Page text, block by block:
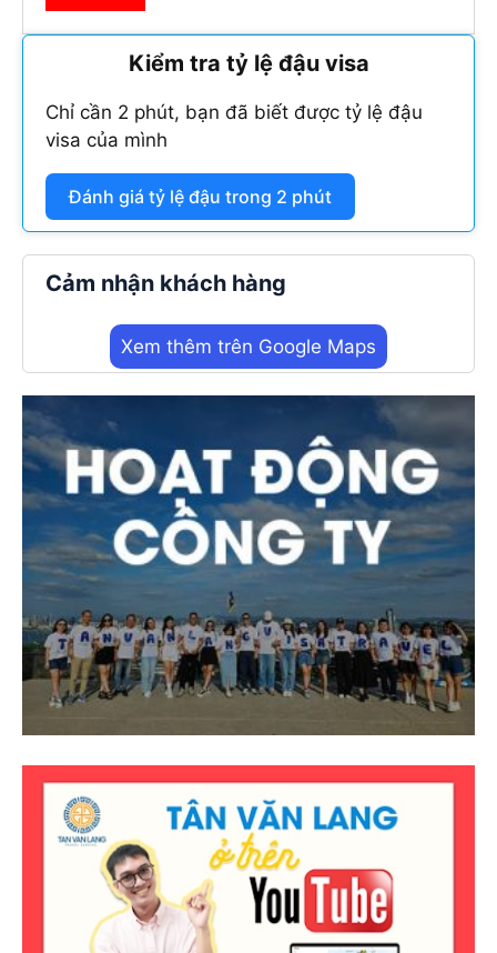
Kiểm tra tỷ lệ đậu visa
Chỉ cần 2 phút, bạn đã biết được tỷ lệ đậu
visa của mình
Đánh giá tỷ lệ đậu trong 2 phút
Cảm nhận khách hàng
Xem thêm trên Google Maps